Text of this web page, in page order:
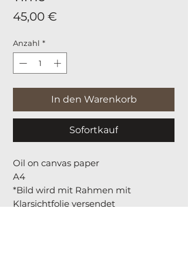
45,00 €
Anzahl *
In den Warenkorb
Sofortkauf
Oil on canvas paper
A4
*Bild wird mit Rahmen mit
Klarsichtfolie versendet